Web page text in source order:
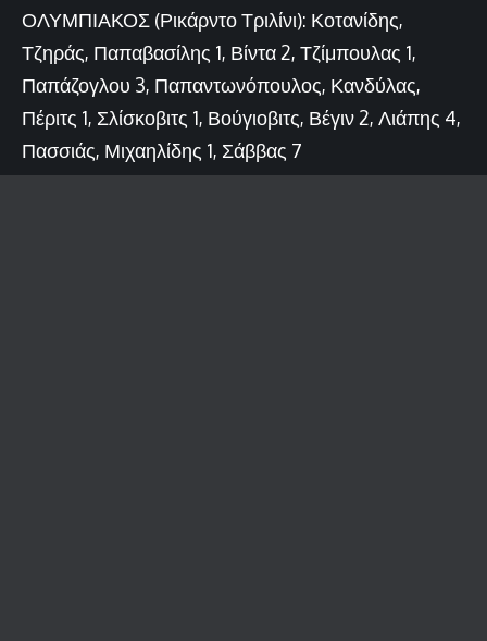
ΟΛΥΜΠΙΑΚΟΣ (Ρικάρντο Τριλίνι): Κοτανίδης,
Τζηράς, Παπαβασίλης 1, Βίντα 2, Τζίμπουλας 1,
Παπάζογλου 3, Παπαντωνόπουλος, Κανδύλας,
Πέριτς 1, Σλίσκοβιτς 1, Βούγιοβιτς, Βέγιν 2, Λιάπης 4,
Πασσιάς, Μιχαηλίδης 1, Σάββας 7